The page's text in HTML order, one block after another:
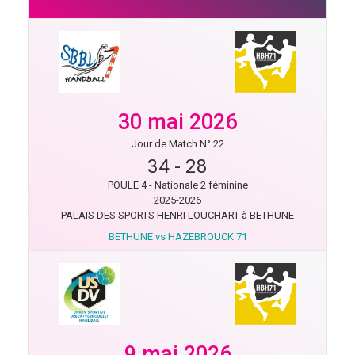
30 mai 2026
Jour de Match N° 22
34 - 28
POULE 4 - Nationale 2 féminine
2025-2026
PALAIS DES SPORTS HENRI LOUCHART à BETHUNE
BETHUNE vs HAZEBROUCK 71